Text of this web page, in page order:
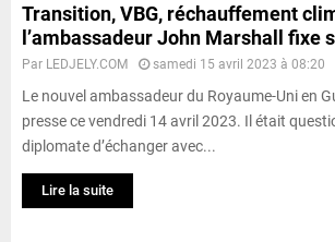
Transition, VBG, réchauffement
l’ambassadeur John Marshall fixe
Par LEDJELY.COM samedi 15 avril 2023 à 08:20
Le nouvel ambassadeur du Royaume-Uni en
presse ce vendredi 14 avril 2023. Il était
diplomate d’échanger avec...
Lire la suite